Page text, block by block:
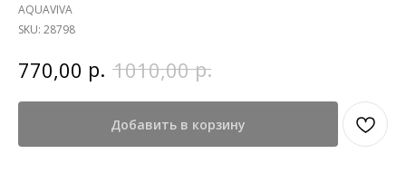
AQUAVIVA
SKU: 28798
770,00 р. 1010,00 р.
Добавить в корзину